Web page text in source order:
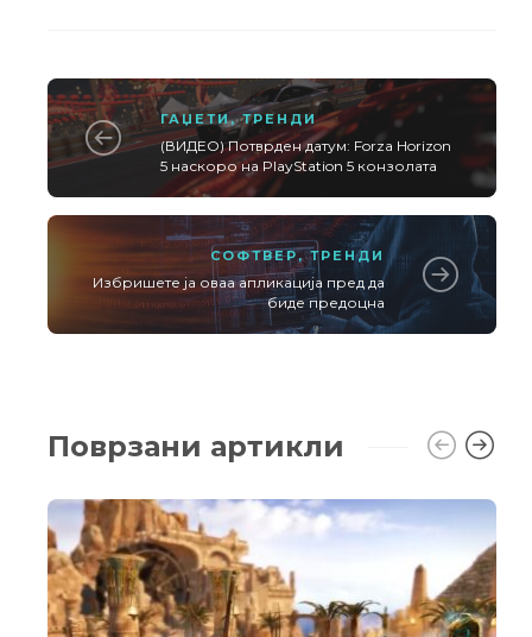
ГАЏЕТИ,ТРЕНДИ
(ВИДЕО) Потврден датум: Forza Horizon
5 наскоро на PlayStation 5 конзолата
СОФТВЕР,ТРЕНДИ
Избришете ја оваа апликација пред да
биде предоцна
Поврзани артикли